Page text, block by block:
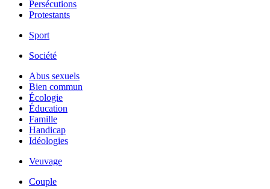
Persécutions
Protestants
Sport
Société
Abus sexuels
Bien commun
Écologie
Éducation
Famille
Handicap
Idéologies
Veuvage
Couple